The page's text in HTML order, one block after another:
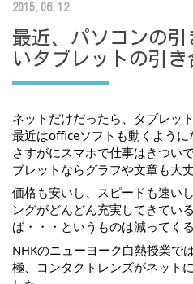
2015.06.12
最近、パソコンの
いタブレットの引き
ネットだけだったら、タブレッ
最近はofficeソフトも動くように
さすがにスマホで仕事はきつい
ブレットならグラフや文章も大丈
価格も安いし、スピードも速い
ングがどんどん充実してきてい
ば・・・というものは減ってく
NHKのニューヨーク白熱授業で
極、コンタクトレンズがネット